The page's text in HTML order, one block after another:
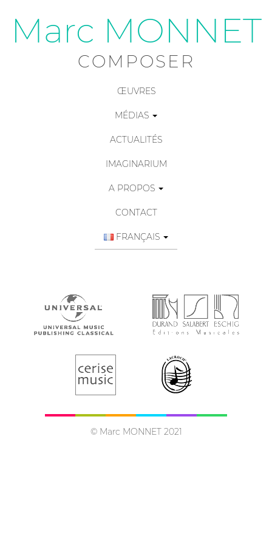
Marc MONNET
COMPOSER
ŒUVRES
MÉDIAS
ACTUALITÉS
IMAGINARIUM
A PROPOS
CONTACT
FRANÇAIS
© Marc MONNET 2021